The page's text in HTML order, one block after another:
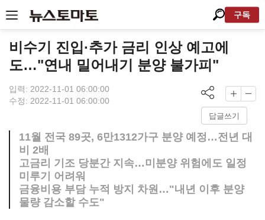
구독
비수기 진입·추가 금리 인상 예고에
도…"연내 밀어내기 분양 불가피"
입력: 2022-11-01 06:00:00
수정: 2022-11-01 06:00:00
답글쓰기
11월 전국 89곳, 6만1312가구 분양 예정…전년 대
비 2배
고금리 기조 당분간 지속…미분양 위험에도 일정
미루기 어려워
금융비용 부담 누적 방지 차원…"내년 이후 분양
물량 감소할 수도"